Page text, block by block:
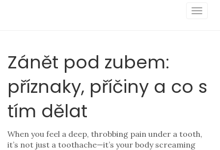
Toggle
Zánět pod zubem:
příznaky, příčiny a co s
tím dělat
When you feel a deep, throbbing pain under a tooth,
it’s not just a toothache—it’s your body screaming